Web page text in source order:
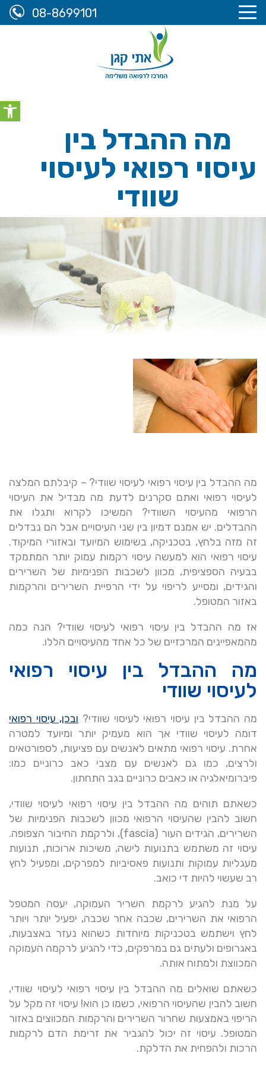
מה ההבדל בין
עיסוי רפואי לעיסוי
שוודי
מה ההבדל בין עיסוי רפואי לעיסוי שוודי? – קיבלתם המלצה
לעיסוי רפואי ואתם סקרנים לדעת מה מבדיל את העיסוי
הרפואי מהעיסוי השוודי? המשיכו לקרוא ותגלו את
ההבדלים. יש אמנם דמיון בין שני העיסויים אבל הם נבדלים
זה מזה בלחץ, בטכניקה, בשימוש המיועד ובאזורי המיקוד.
עיסוי רפואי הוא למעשה עיסוי רקמות עמוק יותר המתמקד
בבעיה הספציפית, מכוון לשכבות הפנימיות של השרירים
והגידים, ומסייע לריפוי על ידי הרפיית השרירים והרקמות
באזור המטופל.
אז מה ההבדל בין עיסוי רפואי לעיסוי שוודי? הנה כמה
מהמאפיינים המרכזיים של כל אחד מהעיסויים הללו.
מה ההבדל בין עיסוי רפואי
לעיסוי שוודי
מה ההבדל בין עיסוי רפואי לעיסוי שוודי? ובכן, עיסוי רפואי
דומה לעיסוי שוודי אך הוא מעמיק יותר ומיועד למטרה
אחרת. עיסוי רפואי מתאים לאנשים עם פציעות, לספורטאים
ולרצים, כמו גם לאנשים עם מצבי כאב כרוניים כמו:
פיברומיאלגיה או כאבים כרוניים בגב התחתון.
כשאתם תוהים מה ההבדל בין עיסוי רפואי לעיסוי שוודי,
חשוב להבין שהעיסוי הרפואי מכוון לשכבות הפנימיות של
השרירים, הגידים העור (fascia), ולרקמת החיבור הצפופה.
עיסוי זה משתמש בתנועות לישה, משיכות ארוכות, תנועות
מעגליות עמוקות ותנועות פאסיביות למפרקים, ומפעיל לחץ
רב שעשוי להיות די כואב.
על מנת להגיע לרקמת השריר העמוקה, יעסה המטפל
הרפואי את השרירים, שכבה אחר שכבה, יפעיל יותר ויותר
לחץ וישתמש בטכניקות מיוחדות כשהוא נעזר באצבעות,
באגרופים ולעתים גם במרפקים, כדי להגיע לרקמה העמוקה
המכווצת ולמתוח אותה.
כשאתם שואלים מה ההבדל בין עיסוי רפואי לעיסוי שוודי,
חשוב להבין שהעיסוי הרפואי, כשמו כן הוא! עיסוי זה מקל על
הריפוי באמצעות שחרור השרירים והרקמות המכווצים באזור
המטופל. עיסוי זה יכול להגביר את זרימת הדם לרקמות
הרכות ולהפחית את הדלקת.
08-8699101